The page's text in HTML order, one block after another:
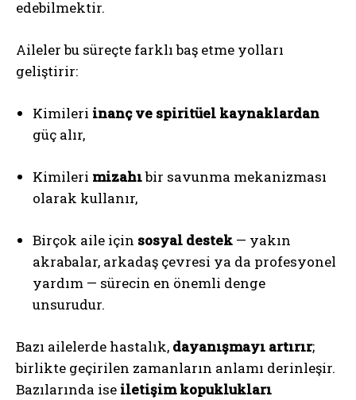
edebilmektir.
Aileler bu süreçte farklı baş etme yolları
geliştirir:
Kimileri inanç ve spiritüel kaynaklardan
güç alır,
Kimileri mizahıbir savunma mekanizması
olarak kullanır,
Birçok aile için sosyal destek — yakın
akrabalar, arkadaş çevresi ya da profesyonel
yardım — sürecin en önemli denge
unsurudur.
Bazı ailelerde hastalık, dayanışmayı artırır;
birlikte geçirilen zamanların anlamı derinleşir.
Bazılarında ise iletişim kopuklukları